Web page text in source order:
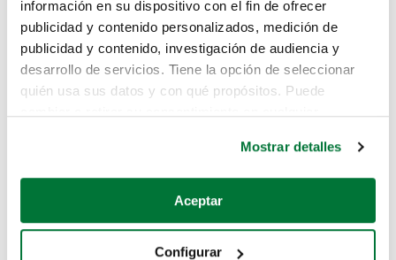
información en su dispositivo con el fin de ofrecer
publicidad y contenido personalizados, medición de
publicidad y contenido, investigación de audiencia y
desarrollo de servicios. Tiene la opción de seleccionar
quién usa sus datos y con qué propósitos. Puede
Si lo permite, también quisiéramos:
Recopilar información sobre su ubicación geográfica
Mostrar detalles
Aceptar
Configurar